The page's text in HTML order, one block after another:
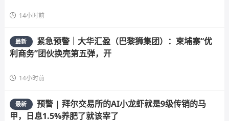
14小时前
最新
紧急预警｜大华汇盈（巴黎狮集团）：柬埔寨“优
利商务”团伙换壳第五弹，开
14小时前
最新
预警 | 拜尔交易所的AI小龙虾就是9级传销的马
甲，日息1.5%养肥了就该宰了